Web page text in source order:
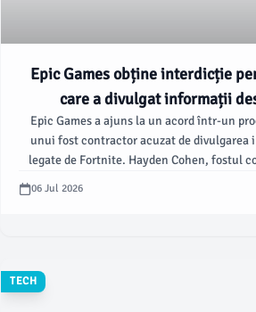
Epic Games obține interdicție
care a divulgat informații
Epic Games a ajuns la un acord într-un
unui fost contractor acuzat de
legate de Fortnite. Hayden Cohen, fostul
dezvăluie orice informație confidențială
06 Jul 2026
TECH